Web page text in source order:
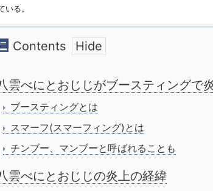
いる。
Contents
雲べにとおじじがブースティングで
ブースティングとは
スマーフ(スマーフィング)とは
チンブー、マンブーと呼ばれることも
雲べにとおじじの炎上の経緯